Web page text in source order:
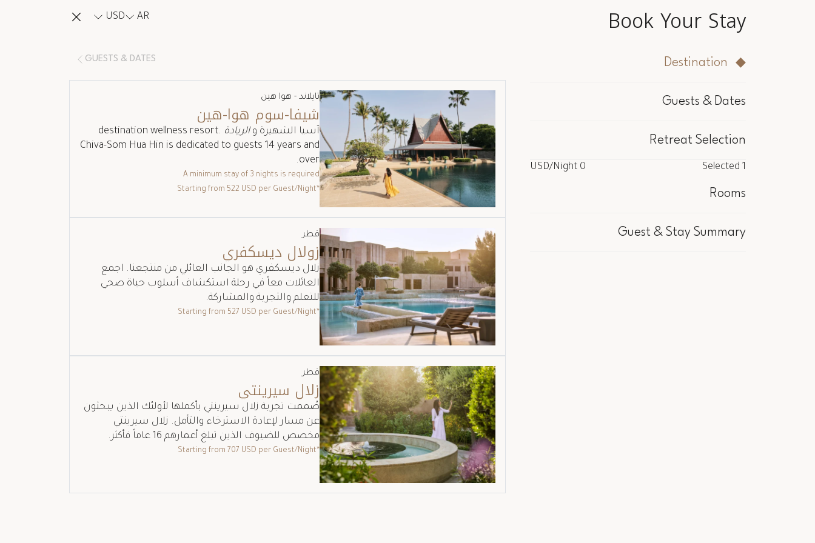
Book Your Stay
AR
USD
Destination
Guests & Dates
Retreat Selection
1
0 USD
/Night
Rooms
Guest & Stay Summary
GUESTS & DATES
تايلاند - هوا هين
شيفا-سوم هوا-هين
آسيا الشهيرة والريادة destination wellness resort.
Chiva-Som Hua Hin is dedicated to guests 14 years and
over.
A minimum stay of 3 nights is required
*Starting from
522 USD per Guest/Night
قطر
زولال ديسكفري
زلال ديسكفري هو الجانب العائلي من منتجعنا. اجمع
العائلات معاً في رحلة استكشاف أسلوب حياة صحي
للتعلم والتجربة والمشاركة.
*Starting from
527 USD per Guest/Night
قطر
زلال سيرينتي
صُممت تجربة زلال سيرينتي بأكملها لأولئك الذين يبحثون
عن مسار لإعادة الاسترخاء والتأمل. زلال سيرينتي
مخصص للضيوف الذين تبلغ أعمارهم 16 عاماً فأكثر.
*Starting from
707 USD per Guest/Night